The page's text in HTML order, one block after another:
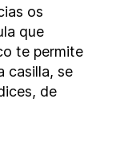
os
que
te permite
casilla, se
de